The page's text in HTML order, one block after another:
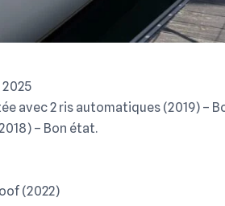
avec 2 ris automatiques (2019) –
– Bon état.
(2022)